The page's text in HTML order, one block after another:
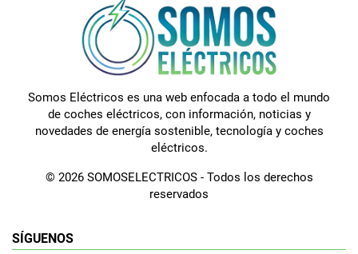
Somos Eléctricos es una web enfocada a todo el mundo
de coches eléctricos, con información, noticias y
novedades de energía sostenible, tecnología y coches
eléctricos.
© 2026 SOMOSELECTRICOS - Todos los derechos
reservados
SÍGUENOS